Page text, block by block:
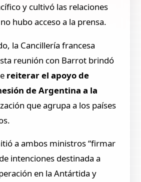
y cultivó las relaciones
hubo acceso a la prensa.
la Cancillería francesa
reunión con Barrot brindó
reiterar el apoyo de
de Argentina a la
que agrupa a los países
a ambos ministros “firmar
intenciones destinada a
en la Antártida y